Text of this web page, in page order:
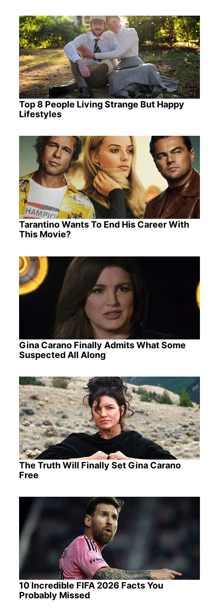
Top 8 People Living Strange But Happy
Lifestyles
Tarantino Wants To End His Career With
This Movie?
Gina Carano Finally Admits What Some
Suspected All Along
The Truth Will Finally Set Gina Carano
Free
10 Incredible FIFA 2026 Facts You
Probably Missed